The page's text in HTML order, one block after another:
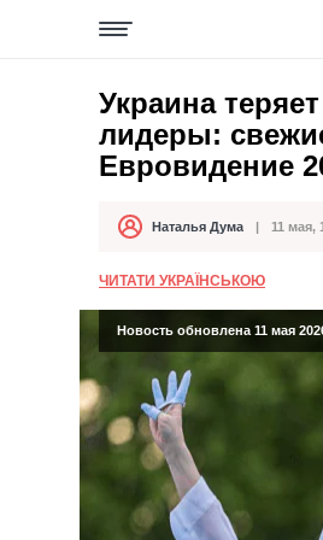
Украина
лидеры:
Евровидение
АвторНаталья Дума
Дата публикации 11 мая,
ЧИТАТИ УКРАЇНСЬКОЮ
Новость обновлена 11 мая